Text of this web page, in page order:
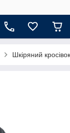
Шкіряний